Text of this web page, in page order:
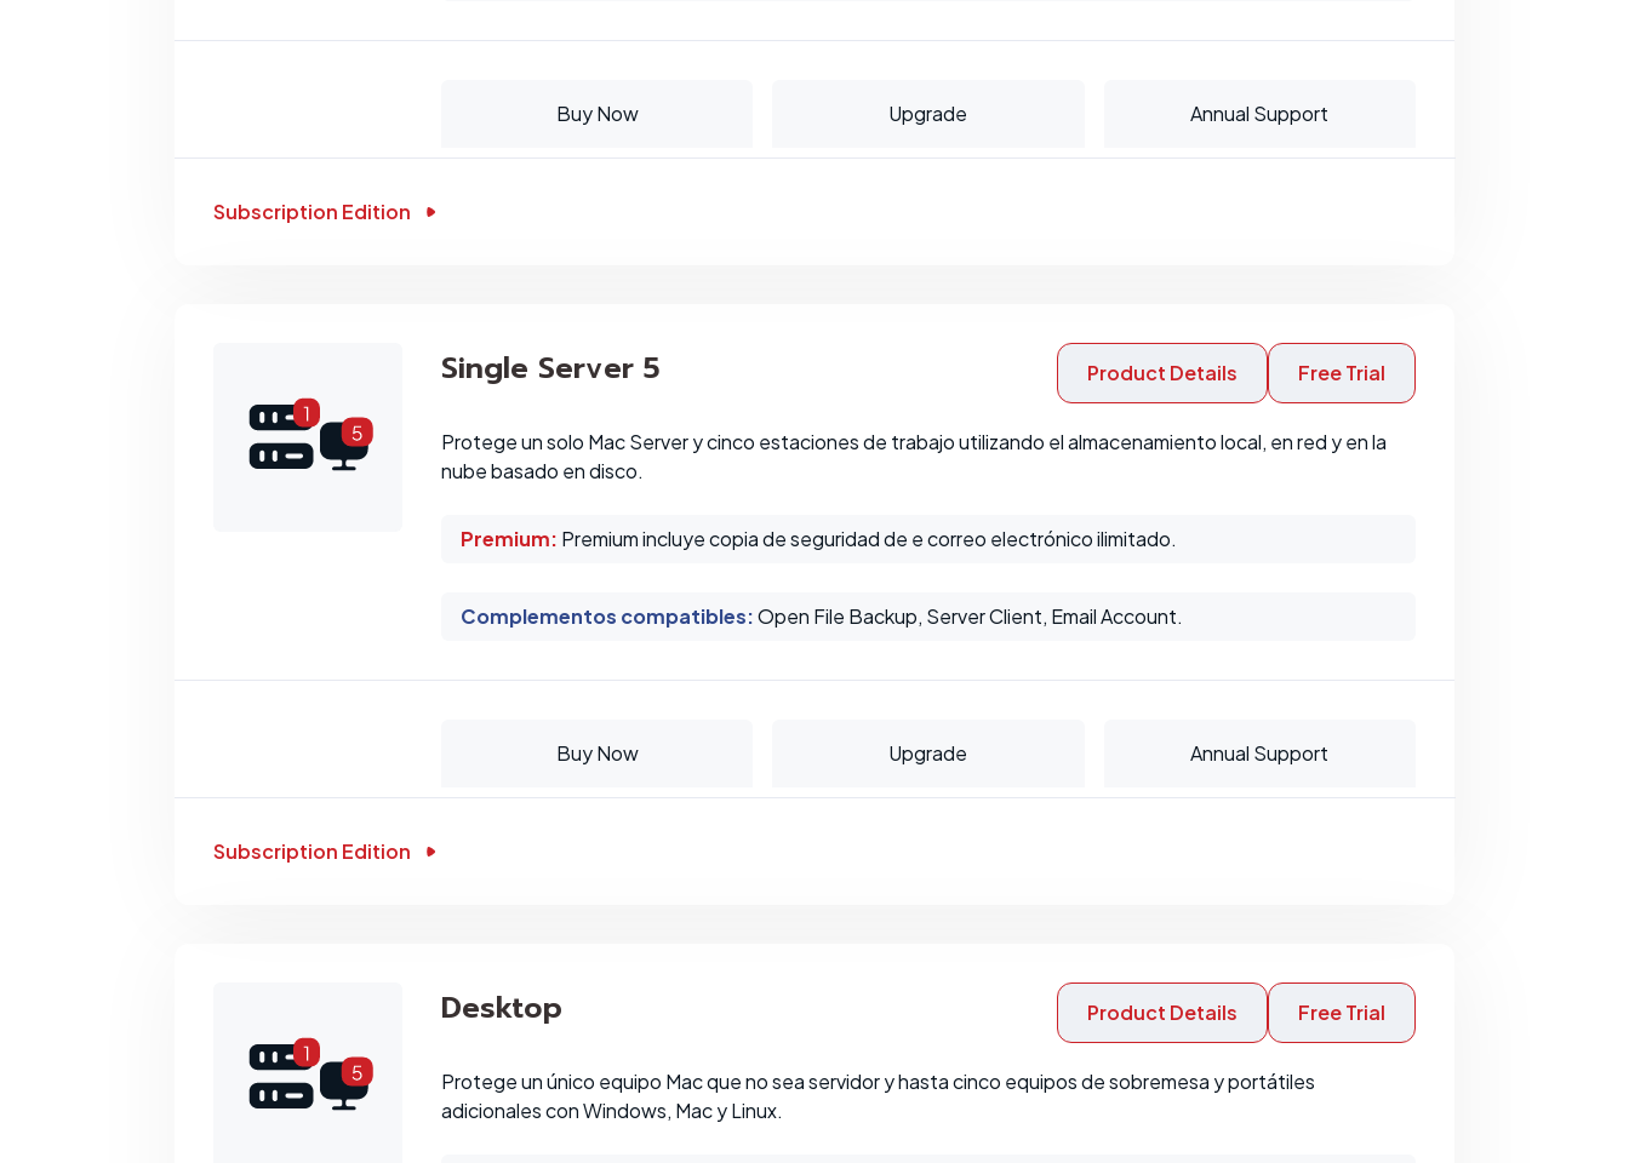
Buy Now Upgrade Annual Support
Subscription Edition
Single Server 5 Product Details Free Trial
Protege un solo Mac Server y cinco estaciones de trabajo utilizando el almacenamiento local, en red y en la
nube basado en disco.
Premium: Premium incluye copia de seguridad de e correo electrónico ilimitado.
Complementos compatibles:Open File Backup, Server Client, Email Account.
Buy Now Upgrade Annual Support
Subscription Edition
Desktop Product Details Free Trial
Protege un único equipo Mac que no sea servidor y hasta cinco equipos de sobremesa y portátiles
adicionales con Windows, Mac y Linux.